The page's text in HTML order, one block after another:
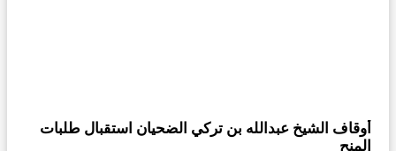
أوقاف الشيخ عبدالله بن تركي الضحيان استقبال طلبات
المنح‏